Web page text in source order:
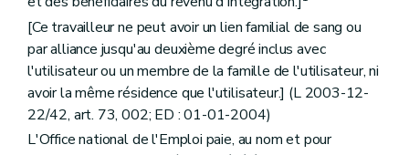
[Ce travailleur ne peut avoir un lien familial de sang ou
par alliance jusqu'au deuxième degré inclus avec
l'utilisateur ou un membre de la famille de l'utilisateur, ni
avoir la même résidence que l'utilisateur.] (L 2003-12-
22/42, art. 73, 002; ED : 01-01-2004)
L'Office national de l'Emploi paie, au nom et pour